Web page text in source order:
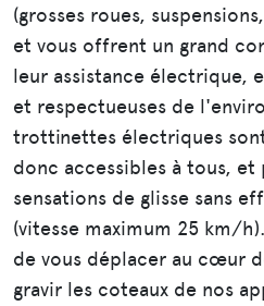
(grosses roues,
et vous offrent un grand
leur assistance électrique,
et respectueuses de
trottinettes électriques
donc accessibles à tous,
sensations de glisse sans
(vitesse maximum 25 km/
de vous déplacer au cœur
gravir les coteaux de nos